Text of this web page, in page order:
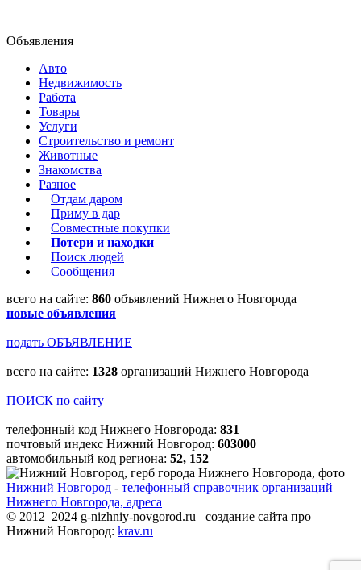
Объявления
Авто
Недвижимость
Работа
Товары
Услуги
Строительство и ремонт
Животные
Знакомства
Разное
Отдам даром
Приму в дар
Совместные покупки
Потери и находки
Поиск людей
Сообщения
всего на сайте: 860 объявлений Нижнего Новгорода
новые объявления
подать ОБЪЯВЛЕНИЕ
всего на сайте: 1328 организаций Нижнего Новгорода
ПОИСК по сайту
телефонный код Нижнего Новгорода: 831
почтовый индекс Нижний Новгород: 603000
автомобильный код региона: 52, 152
Нижний Новгород - телефонный справочник организаций
Нижнего Новгорода, адреса
© 2012–2024 g-nizhniy-novgorod.ru создание сайта про
Нижний Новгород: krav.ru